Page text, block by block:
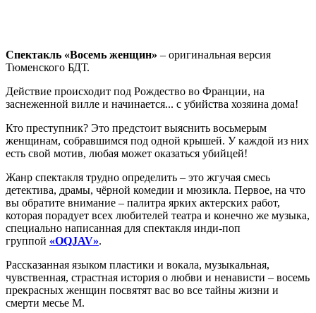
Спектакль «Восемь женщин» – оригинальная версия
Тюменского БДТ.
Действие происходит под Рождество во Франции, на
заснеженной вилле и начинается... с убийства хозяина дома!
Кто преступник? Это предстоит выяснить восьмерым
женщинам, собравшимся под одной крышей. У каждой из них
есть свой мотив, любая может оказаться убийцей!
Жанр спектакля трудно определить – это жгучая смесь
детектива, драмы, чёрной комедии и мюзикла. Первое, на что
вы обратите внимание – палитра ярких актерских работ,
которая порадует всех любителей театра и конечно же музыка,
специально написанная для спектакля инди-поп
группой «OQJAV».
Рассказанная языком пластики и вокала, музыкальная,
чувственная, страстная история о любви и ненависти – восемь
прекрасных женщин посвятят вас во все тайны жизни и
смерти месье М.